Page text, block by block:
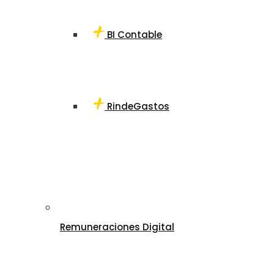
BI Contable
RindeGastos
Remuneraciones Digital